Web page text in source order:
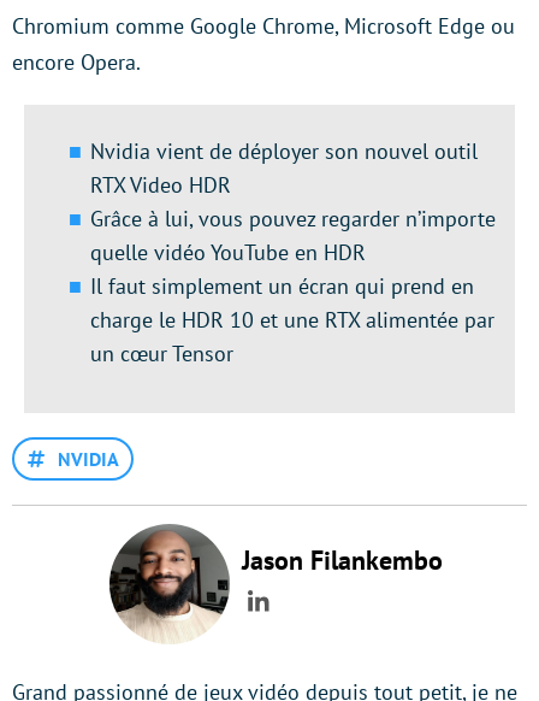
Chromium comme Google Chrome, Microsoft Edge ou
encore Opera.
Nvidia vient de déployer son nouvel outil
RTX Video HDR
Grâce à lui, vous pouvez regarder n’importe
quelle vidéo YouTube en HDR
Il faut simplement un écran qui prend en
charge le HDR 10 et une RTX alimentée par
un cœur Tensor
NVIDIA
Jason Filankembo
LinkedIn
Grand passionné de jeux vidéo depuis tout petit, je ne